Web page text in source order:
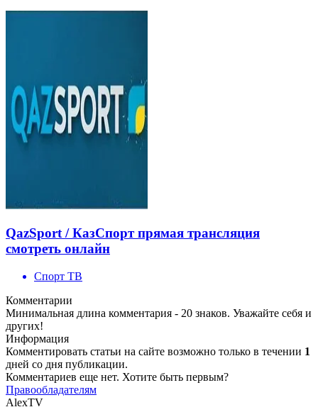
QazSport / КазСпорт прямая трансляция
смотреть онлайн
Спорт ТВ
Комментарии
Минимальная длина комментария - 20 знаков. Уважайте себя и
других!
Информация
Комментировать статьи на сайте возможно только в течении 1
дней со дня публикации.
Комментариев еще нет. Хотите быть первым?
Правообладателям
AlexTV